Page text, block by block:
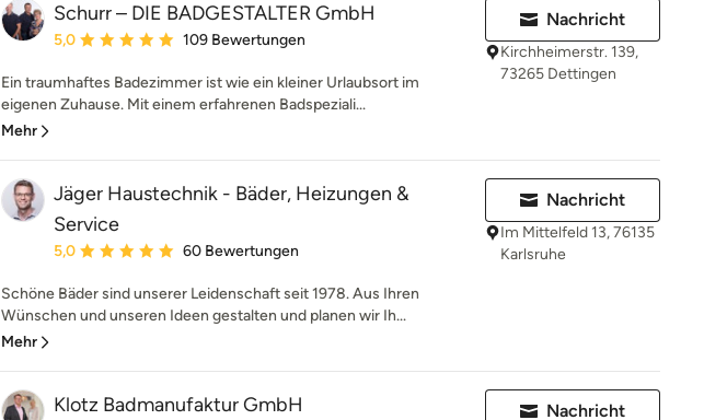
Schurr – DIE BADGESTALTER GmbH
Durchschnittliche Bewertung: 5 von 5 Sternen
5,0 109 Bewertungen
Ein traumhaftes Badezimmer ist wie ein kleiner Urlaubsort im
eigenen Zuhause. Mit einem erfahrenen Badspeziali...
Mehr
Nachricht
Kirchheimerstr. 139,
73265 Dettingen
Jäger Haustechnik - Bäder, Heizungen &
Service
Durchschnittliche Bewertung: 5 von 5 Sternen
5,0 60 Bewertungen
Schöne Bäder sind unserer Leidenschaft seit 1978. Aus Ihren
Wünschen und unseren Ideen gestalten und planen wir Ih...
Mehr
Nachricht
Im Mittelfeld 13, 76135
Karlsruhe
Klotz Badmanufaktur GmbH Nachricht